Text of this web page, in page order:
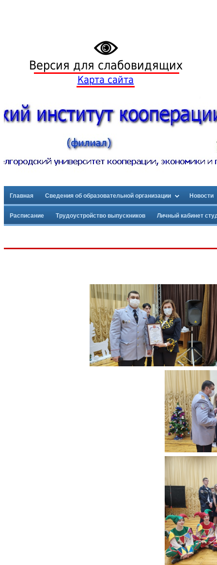
Версия для слабовидящих
Карта сайта
Главная Сведения об образовательной организации Новости
Расписание Трудоустройство выпускников Личный кабинет